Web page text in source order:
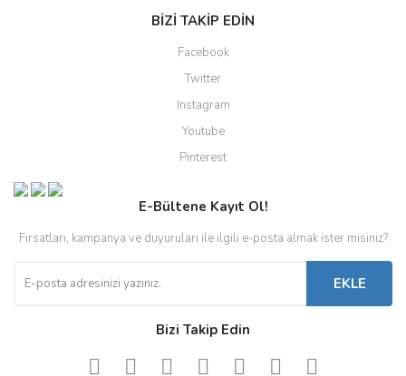
BİZİ TAKİP EDİN
Facebook
Twitter
Instagram
Youtube
Pinterest
E-Bültene Kayıt Ol!
Fırsatları, kampanya ve duyuruları ile ilgili e-posta almak ister misiniz?
EKLE
Bizi Takip Edin